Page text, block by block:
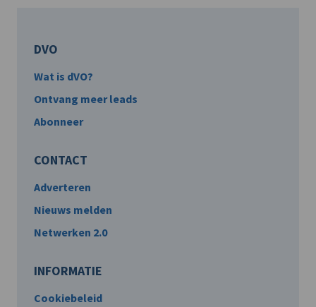
DVO
Wat is dVO?
Ontvang meer leads
Abonneer
CONTACT
Adverteren
Nieuws melden
Netwerken 2.0
INFORMATIE
Cookiebeleid